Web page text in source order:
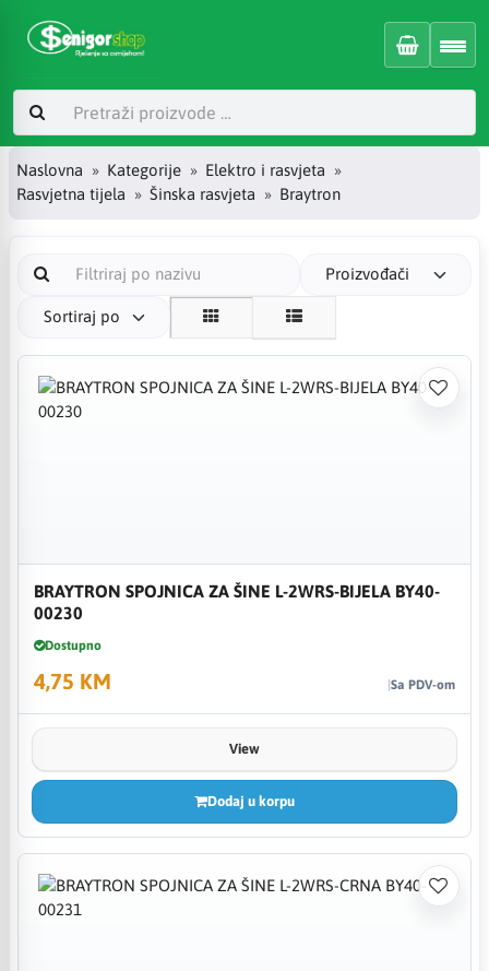
Naslovna Kategorije
Elektro i rasvjeta
Rasvjetna tijela
Šinska rasvjeta Braytron
Proizvođači
Sortiraj po
BRAYTRON SPOJNICA ZA ŠINE L-2WRS-BIJELA BY40-
00230
Dostupno
4,75 KM Sa PDV-om
View
Dodaj u korpu